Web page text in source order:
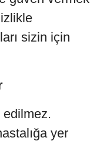
sizin için
edilmez.
yer